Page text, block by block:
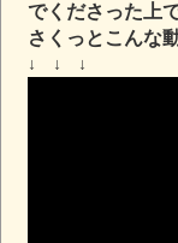
でくださった上で
さくっとこんな
↓ ↓ ↓